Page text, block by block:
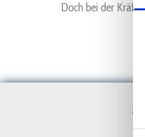
Doch bei der